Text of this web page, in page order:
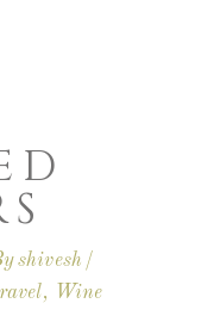
shivesh
, Wine